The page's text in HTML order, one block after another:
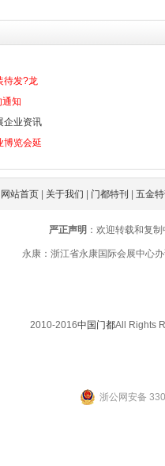
待发?龙
知
企业资讯
博览会延
网站首页| 关于我们 | 门都特刊 | 五金
严正声明 ：欢迎转载和复
永康：浙江省永康国际会展中心
2010-2016中国门都All Rights
浙公网安备